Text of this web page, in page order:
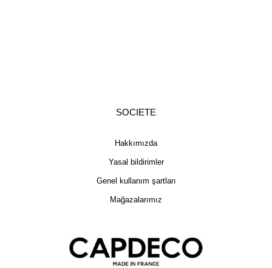
SOCIETE
Hakkımızda
Yasal bildirimler
Genel kullanım şartları
Mağazalarımız